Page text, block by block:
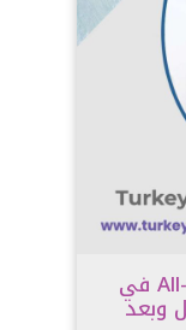
زراعة الأسنان بتقنية All-on-4 في
وبعد